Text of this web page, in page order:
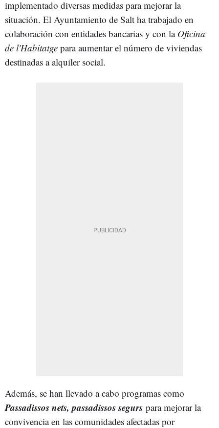
implementado diversas medidas para mejorar la
situación. El Ayuntamiento de Salt ha trabajado en
colaboración con entidades bancarias y con la Oficina
de l'Habitatge para aumentar el número de viviendas
destinadas a alquiler social.
Además, se han llevado a cabo programas como
Passadissos nets, passadissos segurs para mejorar la
convivencia en las comunidades afectadas por